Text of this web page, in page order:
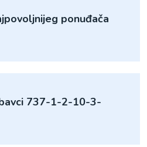
ponuđača
737-1-2-10-3-